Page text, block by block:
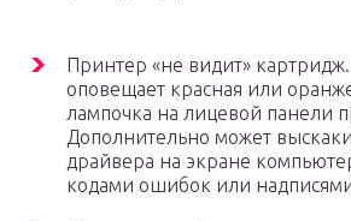
Принтер «не видит»
оповещает красная или
лампочка на лицевой панели
Дополнительно может
драйвера на экране
кодами ошибок или